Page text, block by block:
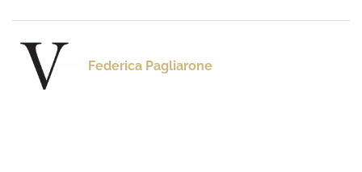
Federica Pagliarone